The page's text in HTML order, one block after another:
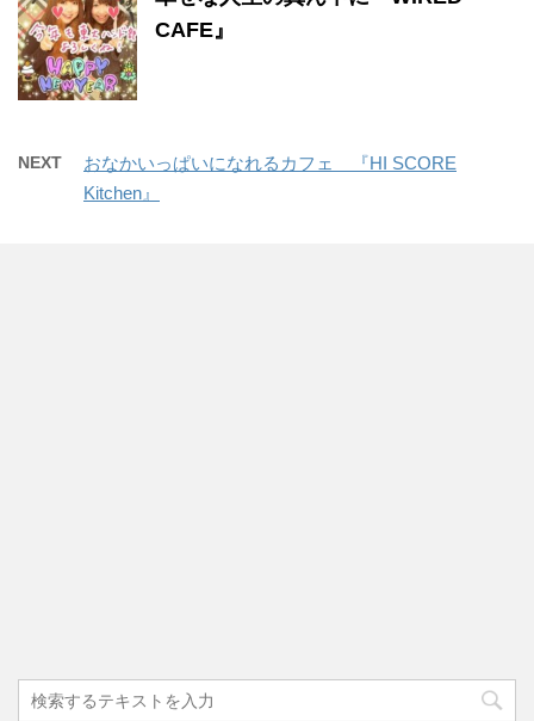
CAFE』
NEXT
おなかいっぱいになれるカフェ 『HI SCORE
Kitchen』